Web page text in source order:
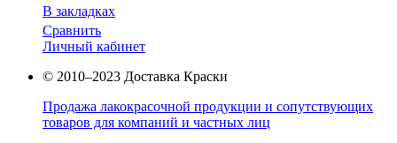
В закладках
Сравнить
Личный кабинет
© 2010–2023 Доставка Краски
Продажа лакокрасочной продукции и сопутствующих
товаров для компаний и частных лиц